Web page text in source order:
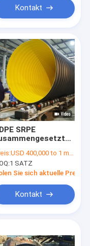
Kontakt
SRPE
für
USD 400,000 to 1 million
1 SATZ
Sie sich aktuelle Preis
Kontakt